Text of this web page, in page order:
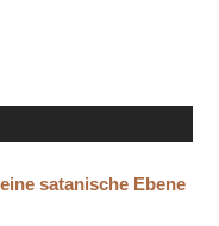
satanische Ebene